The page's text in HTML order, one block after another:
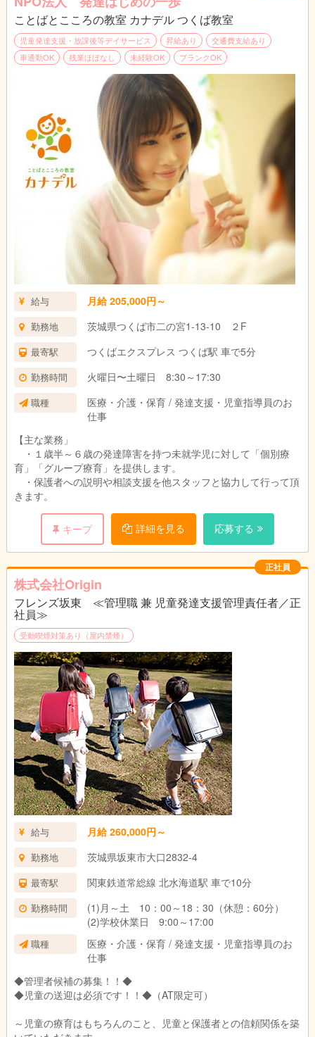
ことばとこころの教室 カナデル つくば教室
児童発達支援・放課後等デイサービス 昇給あり
交通費支給あり
車通勤OK
残業ほぼなし 未経験OK ブランクOK
給与 月給 205,000円～
勤務地 茨城県つくば市二の宮1-13-10 ２F
最寄駅 つくばエクスプレス つくば駅 車で5分
勤務時間 火曜日〜土曜日 8:30～17:30
職種
医療・介護・保育 / 発達支援・児童指導員のお
仕事
【主な業務」
・１歳半～６歳の発達障害を持つ未就学児に対して「個別療
育」「グループ療育」を提供します。
・保護者への説明や相談支援を他スタッフと協力して行って頂
きます。
キープ 詳細を見る 応募する
正社員
株式会社Origin
フレンズ坂東 ≪管理職 兼 児童発達支援管理責任者／正
社員≫
受動喫煙対策あり（屋内禁煙）
給与 月給 260,000円～
勤務地 茨城県坂東市大口2832-4
最寄駅 関東鉄道常総線 北水海道駅 車で10分
勤務時間
(1)月～土 10：00～18：30（休憩：60分）
(2)学校休業日 9:00～17:00
職種
医療・介護・保育 / 発達支援・児童指導員のお
仕事
◆管理者候補の募集！！◆
◆児童の送迎は必須です！！◆（AT限定可）
～児童の療育はもちろんのこと、児童と保護者との信頼関係を築